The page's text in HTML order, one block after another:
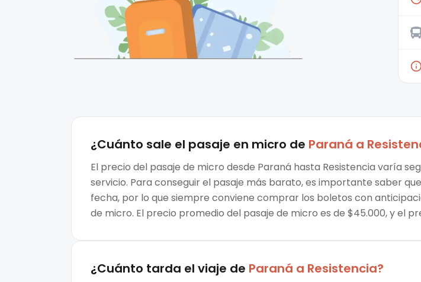
¿Cuánto sale el pasaje en micro de Paraná a
El precio del pasaje de micro desde Paraná hasta Resistencia varía
servicio. Para conseguir el pasaje más barato, es importante saber
fecha, por lo que siempre conviene comprar los boletos con
de micro. El precio promedio del pasaje de micro es de $45.000, y el
¿Cuánto tarda el viaje de Paraná a Resistencia?